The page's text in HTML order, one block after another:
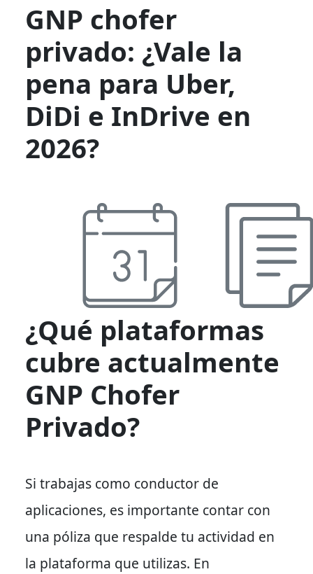
GNP chofer
privado: ¿Vale la
pena para Uber,
DiDi e InDrive en
2026?
¿Qué plataformas
cubre actualmente
GNP Chofer
Privado?
Si trabajas como conductor de
aplicaciones, es importante contar con
una póliza que respalde tu actividad en
la plataforma que utilizas. En